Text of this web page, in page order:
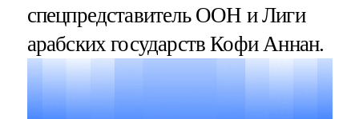
спецпредставитель ООН и Лиги
арабских государств Кофи Аннан.